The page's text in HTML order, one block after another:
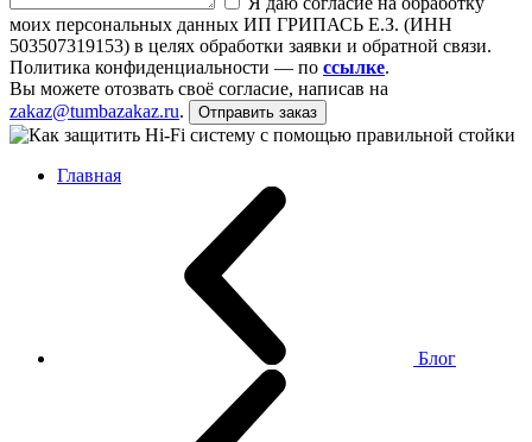
моих персональных данных ИП ГРИПАСЬ Е.З. (ИНН
503507319153) в целях обработки заявки и обратной связи.
Политика конфиденциальности — по ссылке.
Вы можете отозвать своё согласие, написав на
zakaz@tumbazakaz.ru. Отправить заказ
Главная
Блог